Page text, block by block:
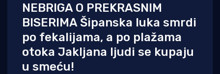
NEBRIGA O PREKRASNIM
BISERIMA Šipanska luka smrdi
po fekalijama, a po plažama
otoka Jakljana ljudi se kupaju
u smeću!